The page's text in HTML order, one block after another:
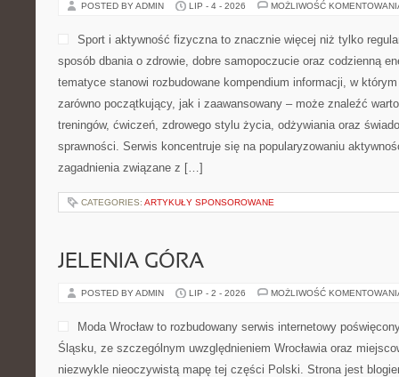
POSTED BY ADMIN LIP - 4 - 2026 MOŻLIWOŚĆ
Sport i aktywność fizyczna to znacznie więcej niż tylko
sposób dbania o zdrowie, dobre samopoczucie oraz codzienną
tematyce stanowi rozbudowane kompendium informacji, w
zarówno początkujący, jak i zaawansowany – może znaleźć
treningów, ćwiczeń, zdrowego stylu życia, odżywiania oraz
sprawności. Serwis koncentruje się na popularyzowaniu
zagadnienia związane z […]
CATEGORIES: ARTYKUŁY SPONSOROWANE
JELENIA GÓRA
POSTED BY ADMIN LIP - 2 - 2026 MOŻLIWOŚĆ
Moda Wrocław to rozbudowany serwis internetowy
Śląsku, ze szczególnym uwzględnieniem Wrocławia oraz
niezwykle nieoczywistą mapę tej części Polski. Strona jest